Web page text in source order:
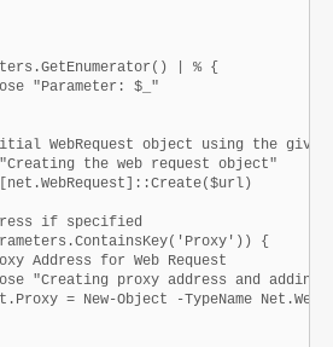
| % {
"Parameter: $_"
WebRequest object using the given
"Creating the web request
if specified
{
Address for Web Request
"Creating proxy address and adding
= New-Object -TypeName